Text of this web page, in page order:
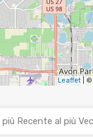
Leaflet | ©
più Recente al più